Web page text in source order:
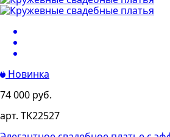
Новинка
74 000 руб.
арт. TK22527